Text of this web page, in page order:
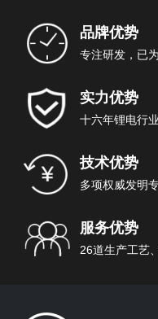
品牌优势
专注研发，已
实力优势
十六年锂电行
技术优势
多项权威发明
服务优势
26道生产工艺